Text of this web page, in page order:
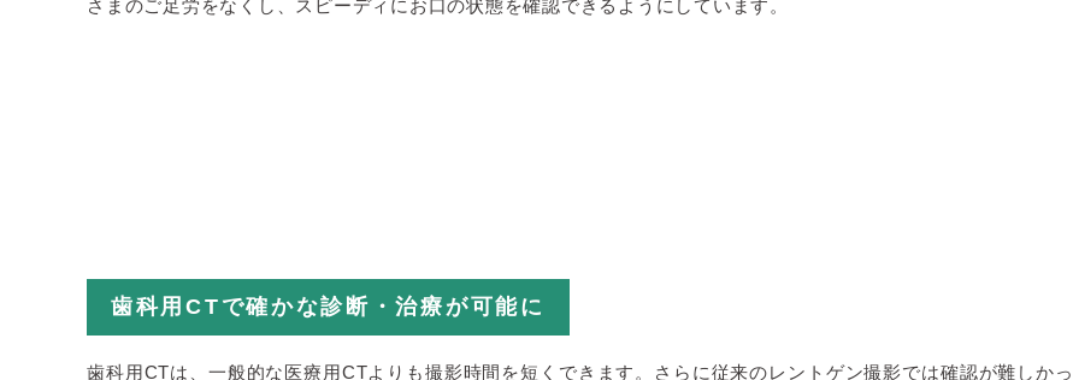
さまのご足労をなくし、スピーディにお口の状態を確認できるようにしています。
歯科用CTで確かな診断・治療が可能に
歯科用CTは、一般的な医療用CTよりも撮影時間を短くできます。さらに従来のレントゲン撮影では確認が難しか